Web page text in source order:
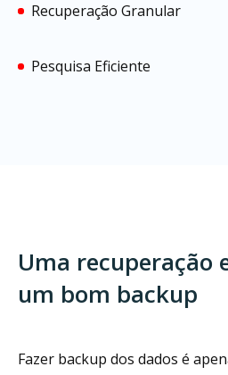
Recuperação Granular
Pesquisa Eficiente
Uma recuperação
um bom backup
Fazer backup dos dados é